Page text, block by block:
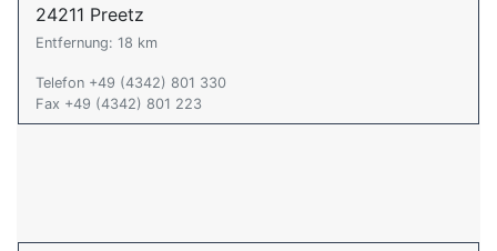
24211 Preetz
Entfernung: 18 km
Telefon +49 (4342) 801 330
Fax +49 (4342) 801 223